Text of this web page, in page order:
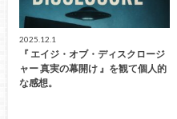
2025.12.1
『 エイジ・オブ・ディスクロージ
ャー 真実の幕開け 』を観て個人的
な感想。